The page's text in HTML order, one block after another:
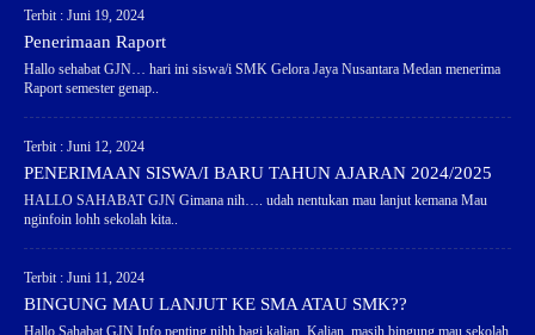
Terbit : Juni 19, 2024
Penerimaan Raport
Hallo sehabat GJN… hari ini siswa/i SMK Gelora Jaya Nusantara Medan menerima
Raport semester genap..
Terbit : Juni 12, 2024
PENERIMAAN SISWA/I BARU TAHUN AJARAN 2024/2025
HALLO SAHABAT GJN Gimana nih…. udah nentukan mau lanjut kemana Mau
nginfoin lohh sekolah kita..
Terbit : Juni 11, 2024
BINGUNG MAU LANJUT KE SMA ATAU SMK??
Hallo Sahabat GJN Info penting nihh bagi kalian. Kalian masih bingung mau sekolah